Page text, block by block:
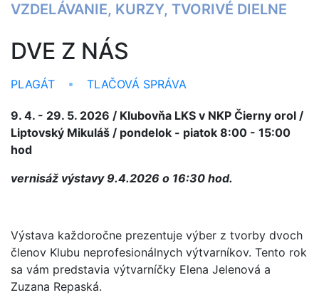
VZDELÁVANIE, KURZY, TVORIVÉ DIELNE
DVE Z NÁS
PLAGÁT TLAČOVÁ SPRÁVA
9. 4. - 29. 5. 2026 / Klubovňa LKS v NKP Čierny orol /
Liptovský Mikuláš / pondelok - piatok 8:00 - 15:00
hod
vernisáž výstavy 9.4.2026 o 16:30 hod.
Výstava každoročne prezentuje výber z tvorby dvoch
členov Klubu neprofesionálnych výtvarníkov. Tento rok
sa vám predstavia výtvarníčky Elena Jelenová a
Zuzana Repaská.